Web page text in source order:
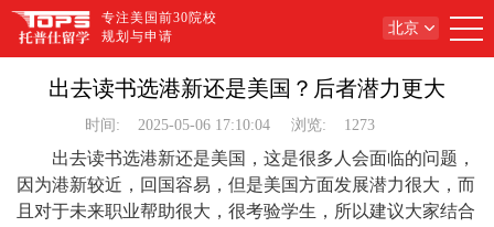
专注美国前30院校
规划与申请
北京
出去读书选港新还是美国？后者潜力更大
时间: 2025-05-06 17:10:04 浏览: 1273
出去读书选港新还是美国，这是很多人会面临的问题，
因为港新较近，回国容易，但是美国方面发展潜力很大，而
且对于未来职业帮助很大，很考验学生，所以建议大家结合